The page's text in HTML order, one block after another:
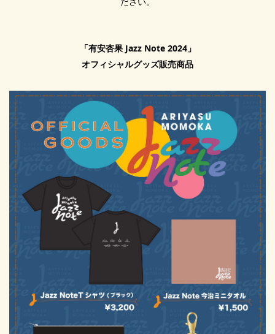
「有安杏果 Jazz Note 2024」
オフィシャルグッズ販売商品